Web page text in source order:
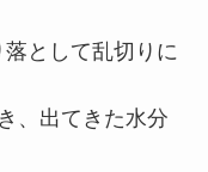
として乱切りに
、出てきた水分